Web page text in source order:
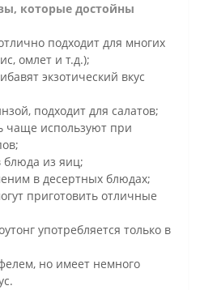
которые достойны
подходит для многих
омлет и т.д.);
экзотический вкус
подходит для салатов;
чаще используют при
блюда из яиц;
в десертных блюдах;
приготовить отличные
употребляется только в
но имеет немного